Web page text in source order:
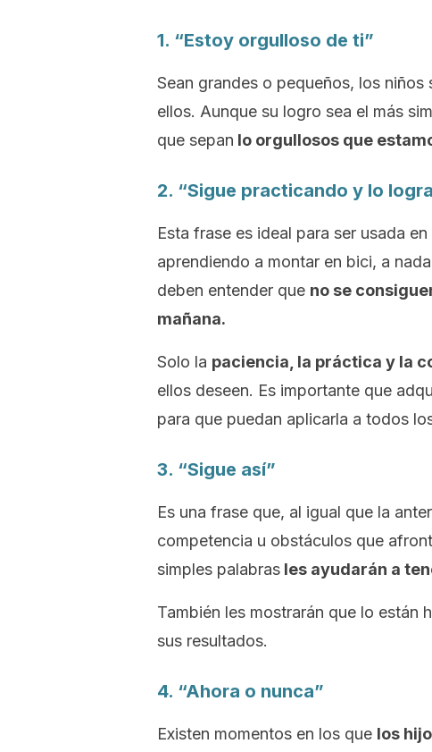
1. “Estoy orgulloso de ti”
Sean grandes o pequeños, los
ellos. Aunque su logro sea el más
que sepan lo orgullosos que
2. “Sigue practicando y lo
Esta frase es ideal para ser usada
aprendiendo a montar en bici, a
deben entender que no se
mañana.
Solo la paciencia, la práctica y la
ellos deseen. Es importante que
para que puedan aplicarla a todos
3. “Sigue así”
Es una frase que, al igual que la
competencia u obstáculos que
simples palabras les ayudarán a
También les mostrarán que lo están
sus resultados.
4. “Ahora o nunca”
Existen momentos en los que los